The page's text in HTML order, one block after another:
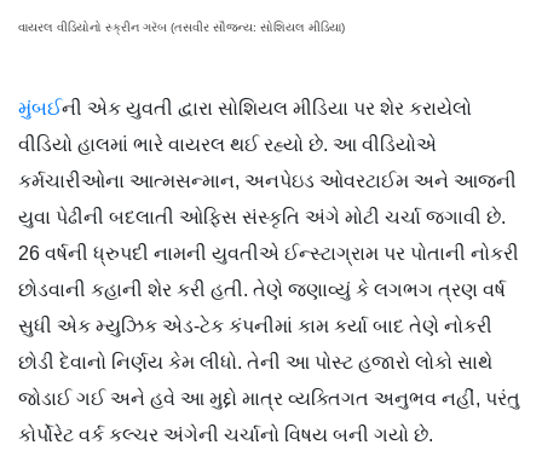
વાયરલ વીડિયોનો સ્ક્રીન ગરૅબ (તસવીર સૌજન્ય: સોશિયલ મીડિયા)
મુંબઈની એક યુવતી દ્વારા સોશિયલ મીડિયા પર શેર કરાયેલો
વીડિયો હાલમાં ભારે વાયરલ થઈ રહ્યો છે. આ વીડિયોએ
કર્મચારીઓના આત્મસન્માન, અનપેઇડ ઓવરટાઈમ અને આજની
યુવા પેઢીની બદલાતી ઓફિસ સંસ્કૃતિ અંગે મોટી ચર્ચા જગાવી છે.
26 વર્ષની ધ્રુપદી નામની યુવતીએ ઈન્સ્ટાગ્રામ પર પોતાની નોકરી
છોડવાની કહાની શેર કરી હતી. તેણે જણાવ્યું કે લગભગ ત્રણ વર્ષ
સુધી એક મ્યુઝિક એડ-ટેક કંપનીમાં કામ કર્યા બાદ તેણે નોકરી
છોડી દેવાનો નિર્ણય કેમ લીધો. તેની આ પોસ્ટ હજારો લોકો સાથે
જોડાઈ ગઈ અને હવે આ મુદ્દો માત્ર વ્યક્તિગત અનુભવ નહીં, પરંતુ
કોર્પોરેટ વર્ક કલ્ચર અંગેની ચર્ચાનો વિષય બની ગયો છે.